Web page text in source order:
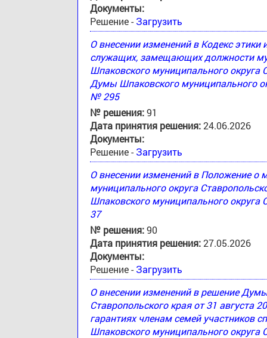
Документы:
Решение - Загрузить
О внесении изменений в Кодекс
служащих, замещающих должности
Шпаковского муниципального
Думы Шпаковского муниципального
№ 295
№ решения:91
Дата принятия решения:24.06.2026
Документы:
Решение - Загрузить
О внесении изменений в Положение
муниципального округа
Шпаковского муниципального округа
37
№ решения:90
Дата принятия решения:27.05.2026
Документы:
Решение - Загрузить
О внесении изменений в решение
Ставропольского края от 31
гарантиях членам семей участников
Шпаковского муниципального округа